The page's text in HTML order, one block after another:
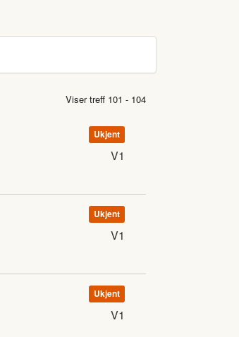
Viser treff 101 - 104
Ukjent
V1
Ukjent
V1
Ukjent
V1